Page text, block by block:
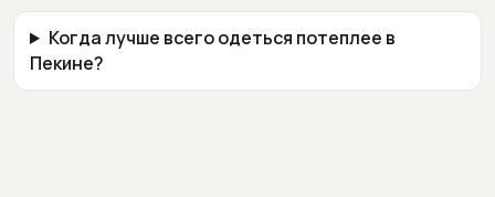
Когда лучше всего одеться потеплее в
Пекине?